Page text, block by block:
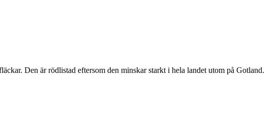
Den är rödlistad eftersom den minskar starkt i hela landet utom på Gotland.